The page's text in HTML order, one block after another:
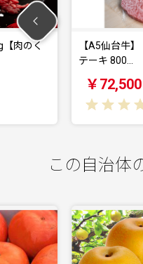
【肉のく
【A5仙台牛
テーキ 800…
￥72,500
この自治体